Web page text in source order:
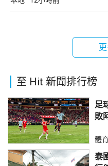
至 Hit 新聞排行榜
足
敗
體
泰